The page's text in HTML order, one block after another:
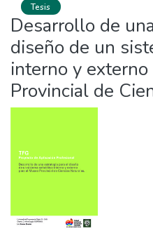
Tesis
Desarrollo de
diseño de un
interno y
Provincial de